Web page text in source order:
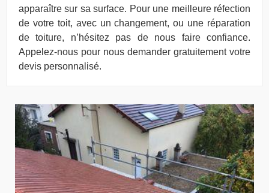
apparaître sur sa surface. Pour une meilleure réfection
de votre toit, avec un changement, ou une réparation
de toiture, n’hésitez pas de nous faire confiance.
Appelez-nous pour nous demander gratuitement votre
devis personnalisé.